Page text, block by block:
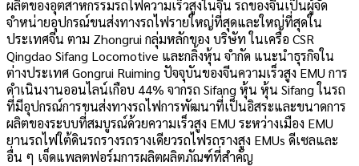
ผลิตของอุตสาหกรรมรถไฟความเร็วสูงในจีน รถของจีนเป็นผู้จัด
จำหน่ายอุปกรณ์ขนส่งทางรถไฟรายใหญ่ที่สุดและใหญ่ที่สุดใน
ประเทศจีน ตาม Zhongrui กลุ่มหลักของ บริษัท ในเครือ CSR
Qingdao Sifang Locomotive และกลิ้งหุ้น จำกัด แนะนำธุรกิจใน
ต่างประเทศ Gongrui Ruiming ปัจจุบันของจีนความเร็วสูง EMU การ
ดำเนินงานออนไลน์เกือบ 44% จากรถ Sifang หุ้น หุ้น Sifang ในรถ
ที่มีอุปกรณ์การขนส่งทางรถไฟการพัฒนาที่เป็นอิสระและขนาดการ
ผลิตของระบบที่สมบูรณ์ด้วยความเร็วสูง EMU ระหว่างเมือง EMU
ยานรถไฟใต้ดินรถรางรถรางเดียวรถไฟรถรางสูง EMUs ดีเซลและ
อื่น ๆ เจ็ดแพลตฟอร์มการผลิตผลิตภัณฑ์ที่สำคัญ